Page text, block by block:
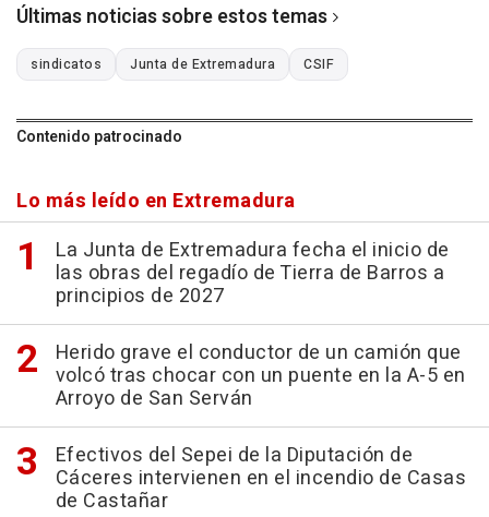
Últimas noticias sobre estos temas
sindicatos Junta de Extremadura CSIF
Contenido patrocinado
Lo más leído en Extremadura
La Junta de Extremadura fecha el inicio de
las obras del regadío de Tierra de Barros a
principios de 2027
Herido grave el conductor de un camión que
volcó tras chocar con un puente en la A-5 en
Arroyo de San Serván
Efectivos del Sepei de la Diputación de
Cáceres intervienen en el incendio de Casas
de Castañar